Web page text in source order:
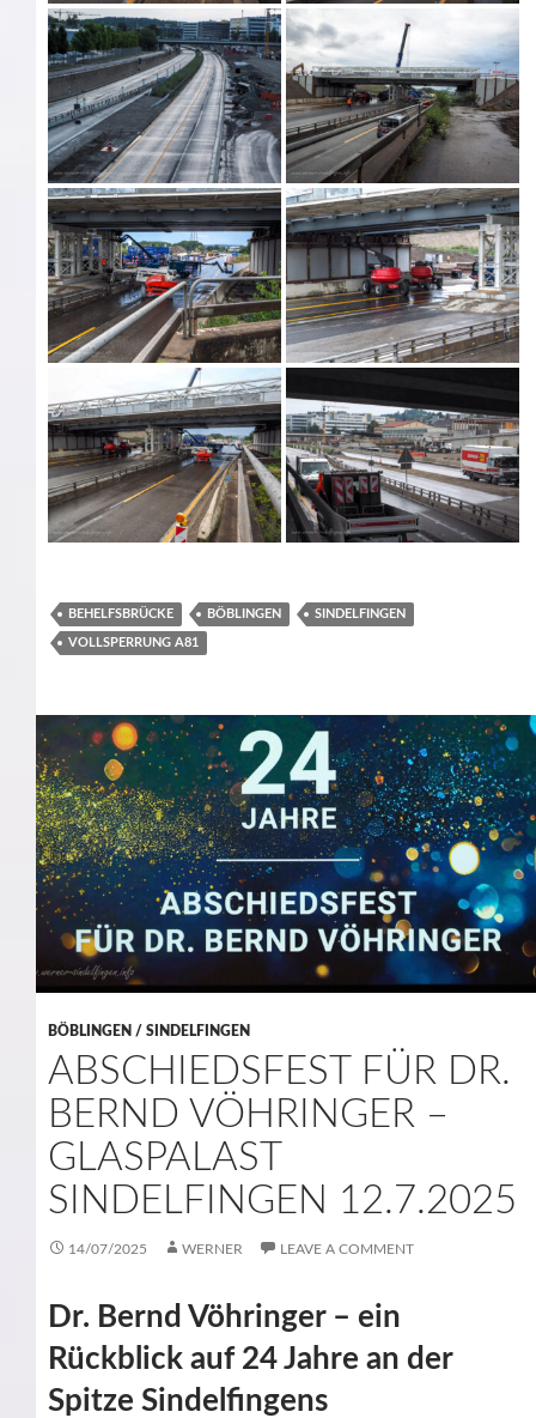
BEHELFSBRÜCKE BÖBLINGEN SINDELFINGEN
VOLLSPERRUNG A81
BÖBLINGEN / SINDELFINGEN
ABSCHIEDSFEST FÜR DR.
BERND VÖHRINGER –
GLASPALAST
SINDELFINGEN 12.7.2025
14/07/2025 WERNER LEAVE A COMMENT
Dr. Bernd Vöhringer – ein
Rückblick auf 24 Jahre an der
Spitze Sindelfingens